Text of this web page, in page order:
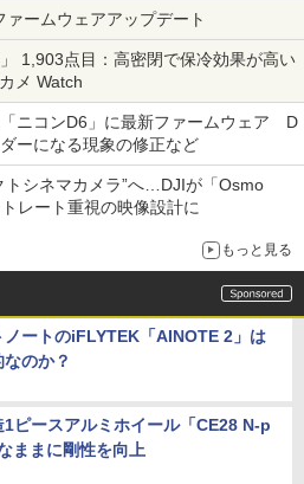
ァームウェアアップデート
1,903点目：高密閉で保冷効果が高い
メ Watch
ニコンD6」に最新ファームウェア D
ーになる現象の修正など
トシネマカメラ”へ…DJIが「Osmo
レート重視の映像設計に
もっと見る
ノートのiFLYTEK「AINOTE 2」は
のか？
1ピースアルミホイール「CE28 N-p
ままに剛性を向上